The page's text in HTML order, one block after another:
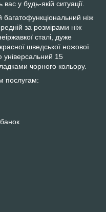
вас у будь-якій ситуації.
багатофункціональний ніж
за розмірами ніж
сталі, дуже
шведської ножової
універсальний 15
чорного кольору.
послугам: